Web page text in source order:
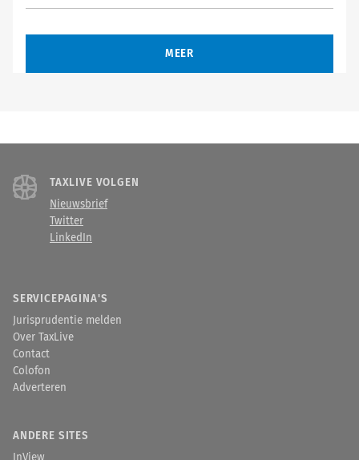
MEER
TAXLIVE VOLGEN
Nieuwsbrief
Twitter
LinkedIn
SERVICEPAGINA'S
Jurisprudentie melden
Over TaxLive
Contact
Colofon
Adverteren
ANDERE SITES